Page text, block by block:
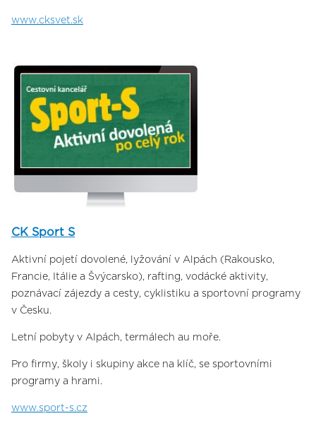
www.cksvet.sk
CK Sport S
Aktivní pojetí dovolené, lyžování v Alpách (Rakousko,
Francie, Itálie a Švýcarsko), rafting, vodácké aktivity,
poznávací zájezdy a cesty, cyklistiku a sportovní programy
v Česku.
Letní pobyty v Alpách, termálech au moře.
Pro firmy, školy i skupiny akce na klíč, se sportovními
programy a hrami.
www.sport-s.cz